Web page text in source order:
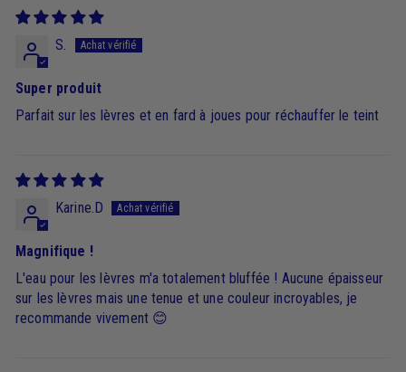
S.
Super produit
Parfait sur les lèvres et en fard à joues pour réchauffer le teint
Karine.D
Magnifique !
L'eau pour les lèvres m'a totalement bluffée ! Aucune épaisseur
sur les lèvres mais une tenue et une couleur incroyables, je
recommande vivement 😊